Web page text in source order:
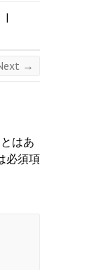
|
→
はあ
必須項